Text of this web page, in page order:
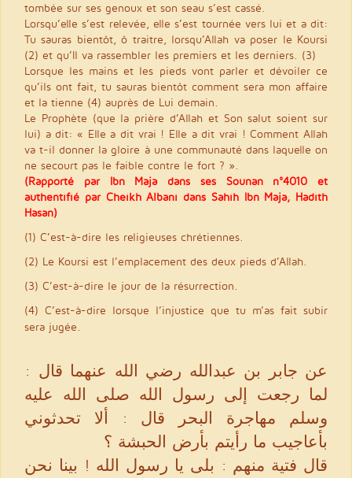
tombée sur ses genoux et son seau s’est cassé.
Lorsqu’elle s’est relevée, elle s’est tournée vers lui et a dit:
Tu sauras bientôt, ô traitre, lorsqu’Allah va poser le Koursi
(2) et qu’Il va rassembler les premiers et les derniers. (3)
Lorsque les mains et les pieds vont parler et dévoiler ce
qu’ils ont fait, tu sauras bientôt comment sera mon affaire
et la tienne (4) auprès de Lui demain.
Le Prophète (que la prière d’Allah et Son salut soient sur
lui) a dit: « Elle a dit vrai ! Elle a dit vrai ! Comment Allah
va t-il donner la gloire à une communauté dans laquelle on
ne secourt pas le faible contre le fort ? ».
(Rapporté par Ibn Maja dans ses Sounan n°4010 et
authentifié par Cheikh Albani dans Sahih Ibn Maja, Hadith
Hasan)
(1) C’est-à-dire les religieuses chrétiennes.
(2) Le Koursi est l’emplacement des deux pieds d’Allah.
(3) C’est-à-dire le jour de la résurrection.
(4) C’est-à-dire lorsque l’injustice que tu m’as fait subir
sera jugée.
عن جابر بن عبدالله رضي الله عنهما قال :
لما رجعت إلى رسول الله صلى الله عليه
وسلم مهاجرة البحر قال : ألا تحدثوني
بأعاجيب ما رأيتم بأرض الحبشة ؟
قال فتية منهم : بلى يا رسول الله ! بينا نحن